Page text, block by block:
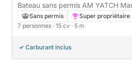
Bateau sans permis AM YATCH Marine time 560
15cvSans permis
Super propriétaire
7 personnes · 15 cv · 5 m
Carburant inclus